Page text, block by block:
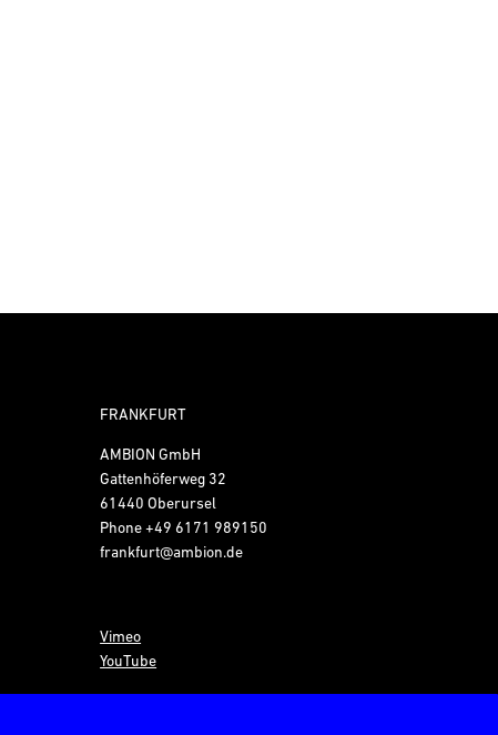
FRANKFURT
AMBION GmbH
Gattenhöferweg 32
61440 Oberursel
Phone+49 6171 989150
frankfurt@ambion.de
Vimeo
YouTube